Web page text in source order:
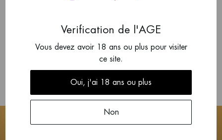
Écrire une critique
Verification de l'AGE
Vous devez avoir 18 ans ou plus pour visiter
ce site.
Oui, j'ai 18 ans ou plus
Non